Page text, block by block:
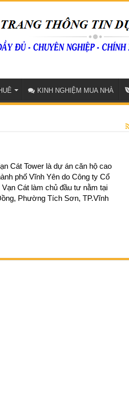
KINH NGHIỆM MUA NHÀ
Cát Tower là dự án căn hộ cao
phố Vĩnh Yên do Công ty Cổ
Cát làm chủ đầu tư nằm tại
Phường Tích Sơn, TP.Vĩnh